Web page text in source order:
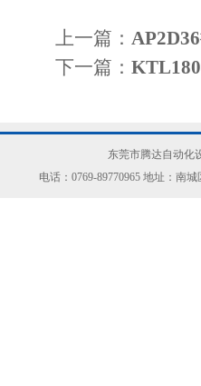
上一篇：
下一篇：
东莞市腾达自动化
电话：0769-89770965 地址：南